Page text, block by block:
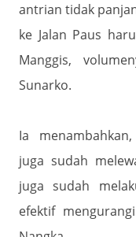
antrian tidak
ke Jalan Paus
Manggis,
Sunarko.
Ia
juga sudah
juga sudah
efektif